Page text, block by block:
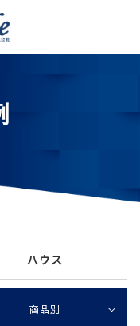
ハウス
商品別